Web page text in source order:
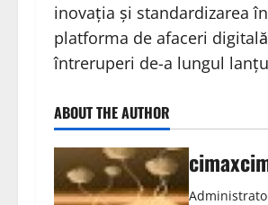
inovația și standardizarea
platforma de afaceri
întreruperi de-a lungul
ABOUT THE AUTHOR